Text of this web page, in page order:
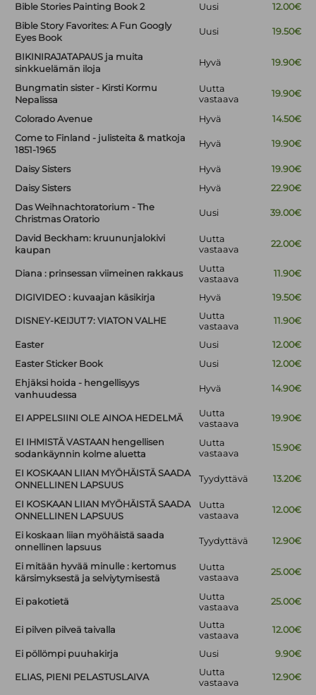
Bible Stories Painting Book 2
Uusi
12.00€
Bible Story Favorites: A Fun Googly
Eyes Book
Uusi 19.50€
BIKINIRAJATAPAUS ja muita
sinkkuelämän iloja
Hyvä 19.90€
Bungmatin sister - Kirsti Kormu
Nepalissa
Uutta
vastaava
19.90€
Colorado Avenue Hyvä
14.50€
Come to Finland - julisteita & matkoja
1851-1965
Hyvä 19.90€
Daisy Sisters Hyvä
19.90€
Daisy Sisters
Hyvä
22.90€
Das Weihnachtoratorium - The
Christmas Oratorio
Uusi 39.00€
David Beckham: kruununjalokivi
kaupan
Uutta
vastaava
22.00€
Diana : prinsessan viimeinen rakkaus
Uutta
vastaava
11.90€
DIGIVIDEO : kuvaajan käsikirja Hyvä 19.50€
DISNEY-KEIJUT 7: VIATON VALHE
Uutta
vastaava
11.90€
Easter Uusi
12.00€
Easter Sticker Book
Uusi
12.00€
Ehjäksi hoida - hengellisyys
vanhuudessa
Hyvä 14.90€
EI APPELSIINI OLE AINOA HEDELMÄ
Uutta
vastaava
19.90€
EI IHMISTÄ VASTAAN hengellisen
sodankäynnin kolme aluetta
Uutta
vastaava
15.90€
EI KOSKAAN LIIAN MYÖHÄISTÄ SAADA
ONNELLINEN LAPSUUS
Tyydyttävä 13.20€
EI KOSKAAN LIIAN MYÖHÄISTÄ SAADA
ONNELLINEN LAPSUUS
Uutta
vastaava
12.00€
Ei koskaan liian myöhäistä saada
onnellinen lapsuus
Tyydyttävä 12.90€
Ei mitään hyvää minulle : kertomus
kärsimyksestä ja selviytymisestä
Uutta
vastaava
25.00€
Ei pakotietä
Uutta
vastaava
25.00€
Ei pilven pilveä taivalla
Uutta
vastaava
12.00€
Ei pöllömpi puuhakirja Uusi 9.90€
ELIAS, PIENI PELASTUSLAIVA
Uutta
vastaava
12.90€